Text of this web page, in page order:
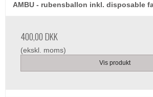
AMBU - rubensballon inkl. disposable
400,00 DKK
(ekskl. moms)
Vis produkt